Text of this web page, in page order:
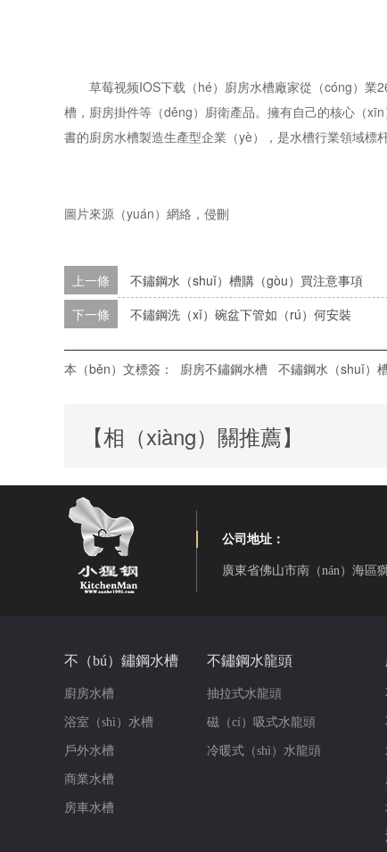
草莓视频IOS下载（hé）廚房水槽廠家從（cóng）業
槽，廚房掛件等（děng）廚衛產品。擁有自己的核心（
書的廚房水槽製造生產型企業（yè），是水槽行業領域標
圖片來源（yuán）網絡，侵刪
上一條
不鏽鋼水（shuǐ）槽購（gòu）買注意事項
下一條 不鏽鋼洗（xǐ）碗盆下管如（rú）何安裝
本（běn）文標簽： 廚房不鏽鋼水槽 不鏽鋼水（shuǐ）
【相（xiàng）關推薦】
公司地址：
廣東省佛山市南（nán）海區
不（bú）鏽鋼水槽
廚房水槽
浴室（shì）水槽
戶外水槽
商業水槽
房車水槽
不鏽鋼水龍頭
抽拉式水龍頭
磁（cí）吸式水龍頭
冷暖式（shì）水龍頭